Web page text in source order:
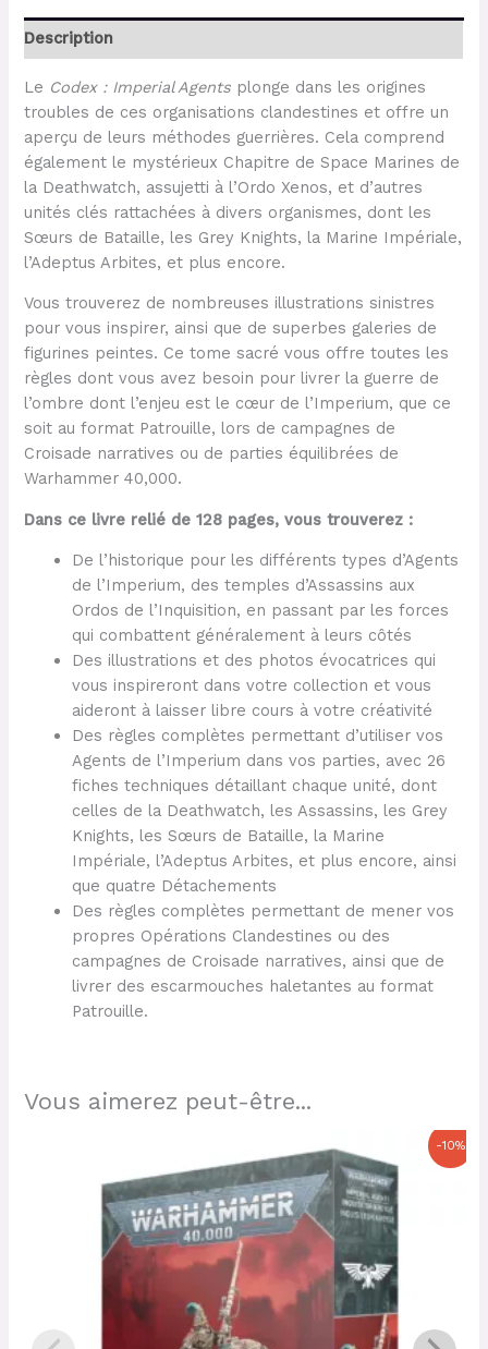
Description
Le Codex : Imperial Agents plonge dans les origines
troubles de ces organisations clandestines et offre un
aperçu de leurs méthodes guerrières. Cela comprend
également le mystérieux Chapitre de Space Marines de
la Deathwatch, assujetti à l’Ordo Xenos, et d’autres
unités clés rattachées à divers organismes, dont les
Sœurs de Bataille, les Grey Knights, la Marine Impériale,
l’Adeptus Arbites, et plus encore.
Vous trouverez de nombreuses illustrations sinistres
pour vous inspirer, ainsi que de superbes galeries de
figurines peintes. Ce tome sacré vous offre toutes les
règles dont vous avez besoin pour livrer la guerre de
l’ombre dont l’enjeu est le cœur de l’Imperium, que ce
soit au format Patrouille, lors de campagnes de
Croisade narratives ou de parties équilibrées de
Warhammer 40,000.
Dans ce livre relié de 128 pages, vous trouverez :
De l’historique pour les différents types d’Agents
de l’Imperium, des temples d’Assassins aux
Ordos de l’Inquisition, en passant par les forces
qui combattent généralement à leurs côtés
Des illustrations et des photos évocatrices qui
vous inspireront dans votre collection et vous
aideront à laisser libre cours à votre créativité
Des règles complètes permettant d’utiliser vos
Agents de l’Imperium dans vos parties, avec 26
fiches techniques détaillant chaque unité, dont
celles de la Deathwatch, les Assassins, les Grey
Knights, les Sœurs de Bataille, la Marine
Impériale, l’Adeptus Arbites, et plus encore, ainsi
que quatre Détachements
Des règles complètes permettant de mener vos
propres Opérations Clandestines ou des
campagnes de Croisade narratives, ainsi que de
livrer des escarmouches haletantes au format
Patrouille.
Vous aimerez peut-être...
-10%
était :
50,00 €.
actuel
est :
45,00 €.